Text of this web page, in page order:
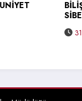
UYGULAMALI